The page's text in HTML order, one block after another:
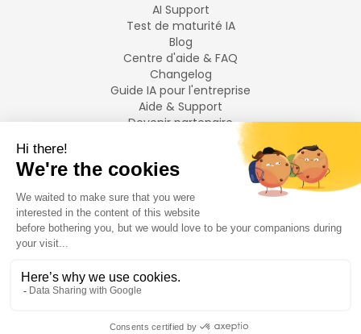
AI Support
Test de maturité IA
Blog
Centre d'aide & FAQ
Changelog
Guide IA pour l'entreprise
Aide & Support
Devenir partenaire
LANGUES
Français
English
2026Swiftask. Tous droits réservés.